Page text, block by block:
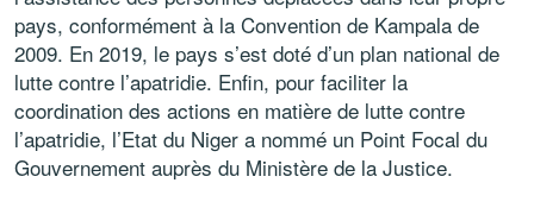
pays, conformément à la Convention de Kampala de
2009. En 2019, le pays s’est doté d’un plan national de
lutte contre l’apatridie. Enfin, pour faciliter la
coordination des actions en matière de lutte contre
l’apatridie, l’Etat du Niger a nommé un Point Focal du
Gouvernement auprès du Ministère de la Justice.